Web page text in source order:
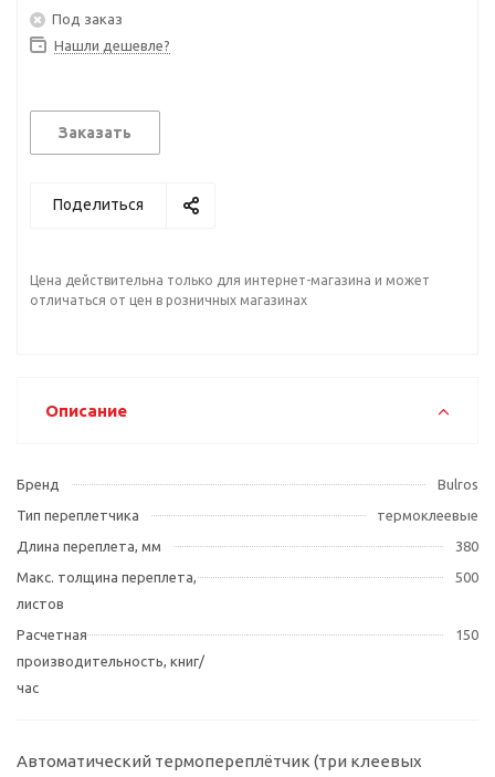
Под заказ
Нашли дешевле?
Заказать
Поделиться
Цена действительна только для интернет-магазина и может
отличаться от цен в розничных магазинах
Описание
Бренд
Bulros
Тип переплетчика
термоклеевые
Длина переплета, мм
380
Макс. толщина переплета,
листов
500
Расчетная
производительность, книг/
час
150
Автоматический термопереплётчик (три клеевых